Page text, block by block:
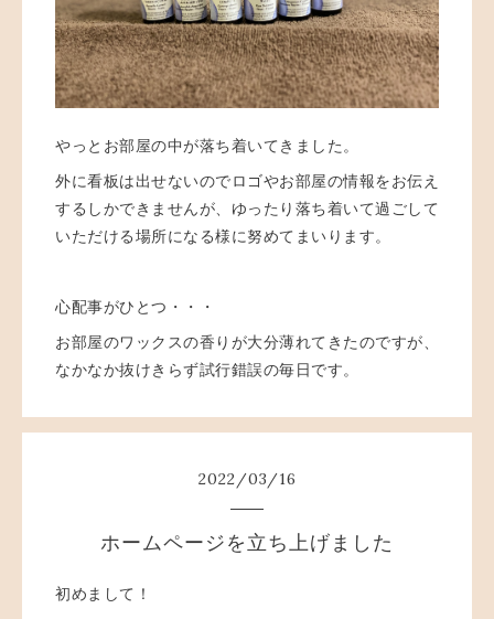
やっとお部屋の中が落ち着いてきました。
外に看板は出せないのでロゴやお部屋の情報をお伝え
するしかできませんが、ゆったり落ち着いて過ごして
いただける場所になる様に努めてまいります。
心配事がひとつ・・・
お部屋のワックスの香りが大分薄れてきたのですが、
なかなか抜けきらず試行錯誤の毎日です。
2022/03/16
ホームページを立ち上げました
初めまして！